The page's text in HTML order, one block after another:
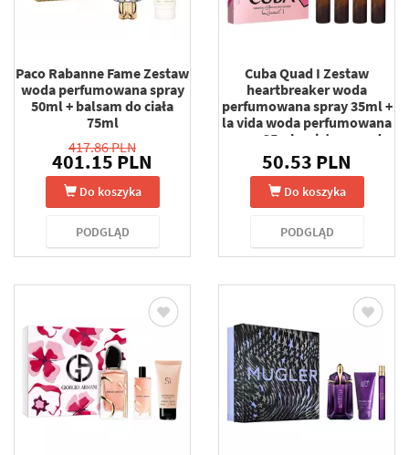
Paco Rabanne Fame Zestaw
woda perfumowana spray
50ml + balsam do ciała
75ml
417.86 PLN
401.15 PLN
Do koszyka
PODGLĄD
Cuba Quad I Zestaw
heartbreaker woda
perfumowana spray 35ml +
la vida woda perfumowana
spray 35ml + victory woda
perfumowana spray 35ml +
vip woda perfumowana
spray 35ml
50.53 PLN
Do koszyka
PODGLĄD